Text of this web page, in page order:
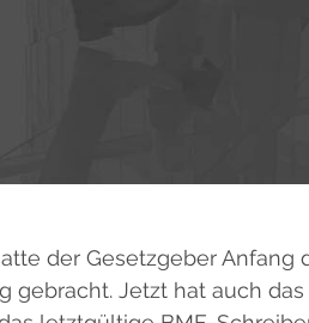
der Gesetzgeber
gebracht. Jetzt hat auch